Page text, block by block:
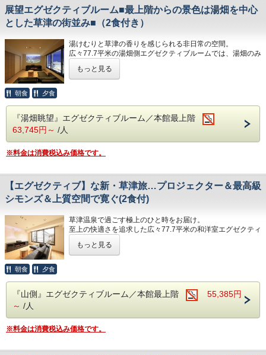
展望エグゼクティブルーム■最上階からの景色は湯畑を中心
とした草津の街並み■（2食付き）
湯けむりと草津の香りを感じられる非日常の空間。
広々77.7平米の湯畑側エグゼクティブルームでは、湯畑のみ
常時開催中の湯畑ライティングもお部屋からお楽しみいただ
けます。
・ご滞在を彩る色浴衣利用可（男女とわずお子様～大人の
方）
・お酒を嗜まれる方必見！湯畑をご覧いただける【ラウンジ
さくら】の日本酒・ワインサーバーで使えるコインをプレゼ
ント
6種類のお酒からお好みの物をお楽しみください。
・プロジェクター完備。ソファーに座りながらプロジェクタ
ーでお好みの動画をお楽しみくださいませ。（アカウントは
ご自身のものをご利用ください）
【お部屋】
※3名様以上でのご宿泊の場合和室にお布団をご用意いたし
ます。
※本館から浴場のある別館まで館内連絡通路歩行3～4分ほ
どかかります。
もっと見る
朝食 夕食
『湯畑眺望』エグゼクティブルーム／本館最上階
63,745円～ /人
※料金は消費税込み価格です。
【エグゼクティブ】な新・草津旅…プロジェクター＆最高級
シモンズ＆上質空間で寛ぐ(2食付)
草津温泉で過ごす極上のひと時をお届け。
至上の快適さを追求した広々77.7平米の和洋室エグゼクティ
台、プロジェクター、ソファー、ネスプレッソマシン完備の
インナーテラス風ルーム、和室には座椅子を設置。快適な滞
・ご滞在を彩る色浴衣利用可（男女問わずお子様～大人の
・ネスプレッソマシンを完備。お部屋で優雅なコーヒータイ
ムをお楽しみください。
・お酒を嗜まれる方必見！湯畑をご覧いただける【ラウンジ
もっと見る
朝食 夕食
『山側』エグゼクティブルーム／本館最上階
55,385円
～ /人
※料金は消費税込み価格です。